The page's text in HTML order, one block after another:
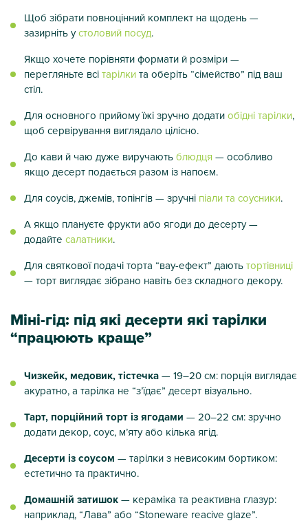
Щоб зібрати повноцінний комплект на щодень —
зазирніть устоловий посуд.
Якщо хочете порівняти формати й розміри —
перегляньте всітарілкита оберіть “сімейство” під ваш
стіл.
Для основного прийому їжі зручно додатиобідні тарілки,
щоб сервірування виглядало цілісно.
До кави й чаю дуже виручаютьблюдця — особливо
якщо десерт подається разом із напоєм.
Для соусів, джемів, топінгів — зручні піали та соусники.
А якщо плануєте фрукти або ягоди до десерту —
додайте салатники.
Для святкової подачі торта “вау-ефект” даютьтортівниці
— торт виглядає зібрано навіть без складного декору.
Міні-гід: під які десерти які тарілки
“працюють краще”
Чизкейк, медовик, тістечка— 19–20 см: порція виглядає
акуратно, а тарілка не “з’їдає” десерт візуально.
Тарт, порційний торт із ягодами — 20–22 см: зручно
додати декор, соус, м’яту або кілька ягід.
Десерти із соусом — тарілки з невисоким бортиком:
естетично та практично.
Домашній затишок— кераміка та реактивна глазур:
наприклад, “Лава” або “Stoneware reacive glaze”.